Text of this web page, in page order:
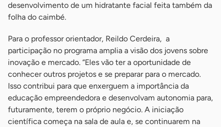
desenvolvimento de um hidratante facial feita também da
folha do caimbé.
Para o professor orientador, Reildo Cerdeira, a
participação no programa amplia a visão dos jovens sobre
inovação e mercado. “Eles vão ter a oportunidade de
conhecer outros projetos e se preparar para o mercado.
Isso contribui para que enxerguem a importância da
educação empreendedora e desenvolvam autonomia para,
futuramente, terem o próprio negócio. A iniciação
científica começa na sala de aula e, se continuarem na